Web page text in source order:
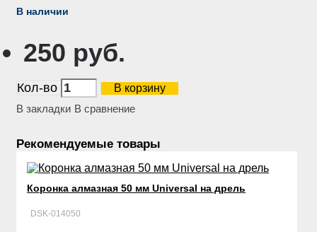
В наличии
250 руб.
Кол-во
В корзину
В закладки В сравнение
Рекомендуемые товары
Коронка алмазная 50 мм Universal на дрель
DSK-014050